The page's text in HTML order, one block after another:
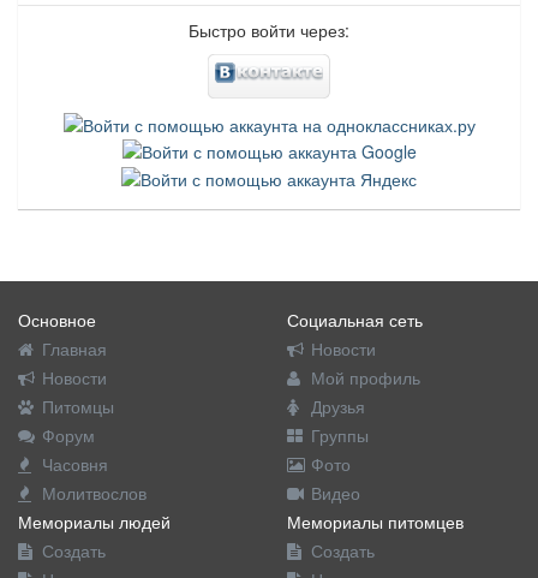
Быстро войти через:
Основное
Главная
Новости
Питомцы
Форум
Часовня
Молитвослов
Социальная сеть
Новости
Мой профиль
Друзья
Группы
Фото
Видео
Мемориалы людей
Создать
Мемориалы питомцев
Создать